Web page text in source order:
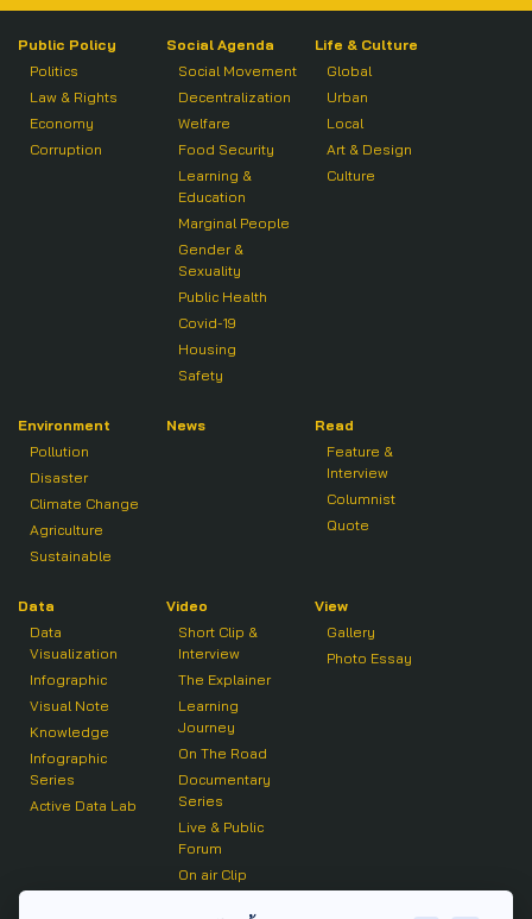
Public Policy
Politics
Law & Rights
Economy
Corruption
Social Agenda
Social Movement
Decentralization
Welfare
Food Security
Learning &
Education
Marginal People
Gender &
Sexuality
Public Health
Covid-19
Housing
Safety
Life & Culture
Global
Urban
Local
Art & Design
Culture
Environment
Pollution
Disaster
Climate Change
Agriculture
Sustainable
News
Read
Feature &
Interview
Columnist
Quote
Data
Data
Visualization
Infographic
Visual Note
Knowledge
Infographic
Series
Active Data Lab
Video
Short Clip &
Interview
The Explainer
Learning
Journey
On The Road
Documentary
Series
Live & Public
Forum
On air Clip
View
Gallery
Photo Essay